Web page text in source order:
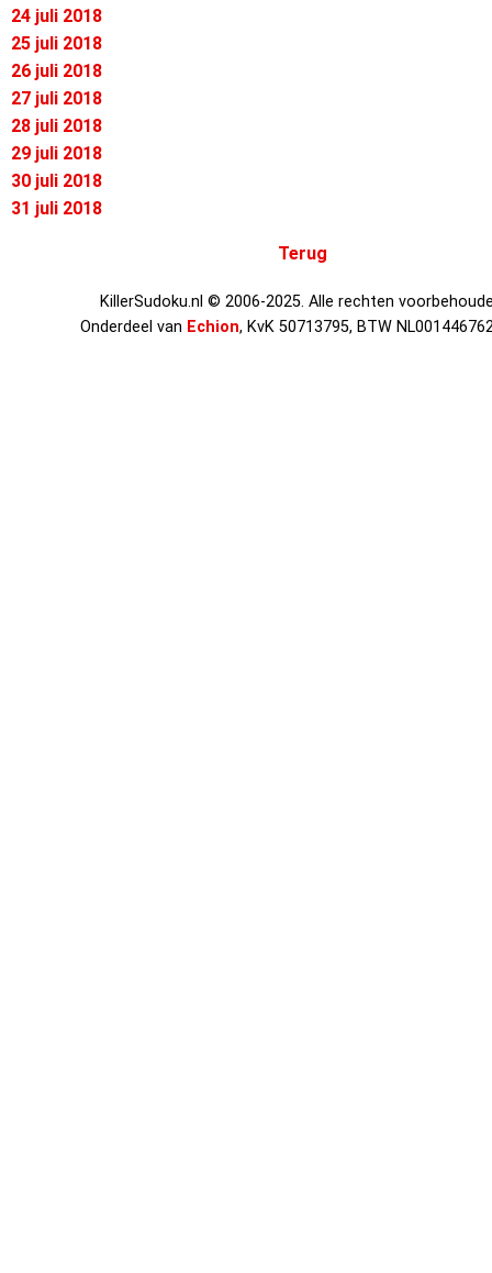
24 juli 2018
25 juli 2018
26 juli 2018
27 juli 2018
28 juli 2018
29 juli 2018
30 juli 2018
31 juli 2018
Terug
KillerSudoku.nl © 2006-2025. Alle rechten
Onderdeel van Echion, KvK 50713795, BTW